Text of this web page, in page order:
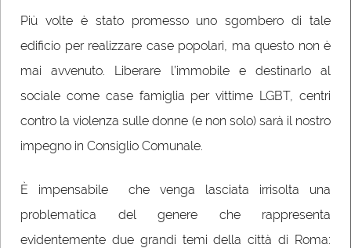
Più volte è stato promesso uno sgombero di tale
edificio per realizzare case popolari, ma questo non è
mai avvenuto. Liberare l’immobile e destinarlo al
sociale come case famiglia per vittime LGBT, centri
contro la violenza sulle donne (e non solo) sarà il nostro
impegno in Consiglio Comunale.
È impensabile che venga lasciata irrisolta una
problematica del genere che rappresenta
evidentemente due grandi temi della città di Roma: